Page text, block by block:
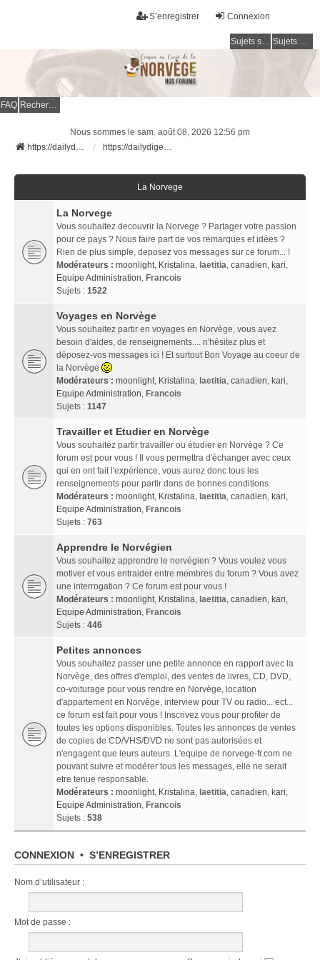
Connexion
S’enregistrer
Sujets sans réponse Sujets actifs
FAQ Rechercher
Nous sommes le sam. août 08, 2026 12:56 pm
https://dailydigesthub.com
https://dailydigesthub.com
La Norvege
La Norvege
Vous souhaitez decouvrir la Norvege ? Partager votre passion
pour ce pays ? Nous faire part de vos remarques et idées ?
Rien de plus simple, deposez vos messages sur ce forum... !
Modérateurs : moonlight, Kristalina, laetitia, canadien, kari,
Equipe Administration, Francois
Sujets : 1522
Voyages en Norvège
Vous souhaitez partir en voyages en Norvège, vous avez
besoin d'aides, de renseignements.... n'hésitez plus et
déposez-vos messages ici ! Et surtout Bon Voyage au coeur de
la Norvège
Modérateurs : moonlight, Kristalina, laetitia, canadien, kari,
Equipe Administration, Francois
Sujets : 1147
Travailler et Etudier en Norvège
Vous souhaitez partir travailler ou étudier en Norvège ? Ce
forum est pour vous ! Il vous permettra d'échanger avec ceux
qui en ont fait l'expérience, vous aurez donc tous les
renseignements pour partir dans de bonnes conditions.
Modérateurs : moonlight, Kristalina, laetitia, canadien, kari,
Equipe Administration, Francois
Sujets : 763
Apprendre le Norvégien
Vous souhaitez apprendre le norvégien ? Vous voulez vous
motiver et vous entraider entre membres du forum ? Vous avez
une interrogation ? Ce forum est pour vous !
Modérateurs : moonlight, Kristalina, laetitia, canadien, kari,
Equipe Administration, Francois
Sujets : 446
Petites annonces
Vous souhaitez passer une petite annonce en rapport avec la
Norvège, des offres d'emploi, des ventes de livres, CD, DVD,
co-voiturage pour vous rendre en Norvège, location
d'appartement en Norvège, interview pour TV ou radio... ect...
ce forum est fait pour vous ! Inscrivez vous pour profiter de
toutes les options disponibles. Toutes les annonces de ventes
de copies de CD/VHS/DVD ne sont pas autorisées et
n'engagent que leurs auteurs. L'equipe de norvege-fr.com ne
pouvant suivre et modérer tous les messages, elle ne serait
etre tenue responsable.
Modérateurs : moonlight, Kristalina, laetitia, canadien, kari,
Equipe Administration, Francois
Sujets : 538
CONNEXION • S’ENREGISTRER
Nom d’utilisateur :
Mot de passe :